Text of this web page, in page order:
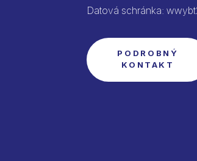
Datová schránka:
PODROBNÝ
KONTAKT